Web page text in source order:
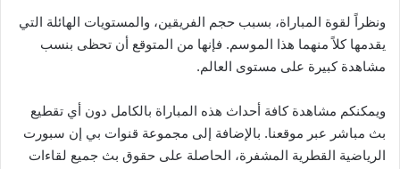
ونظراً لقوة المباراة، بسبب حجم الفريقين، والمستويات الهائلة التي
يقدمها كلاً منهما هذا الموسم. فإنها من المتوقع أن تحظى بنسب
مشاهدة كبيرة على مستوى العالم.
ويمكنكم مشاهدة كافة أحداث هذه المباراة بالكامل دون أي تقطيع
بث مباشر عبر موقعنا. بالإضافة إلى مجموعة قنوات بي إن سبورت
الرياضية القطرية المشفرة، الحاصلة على حقوق بث جميع لقاءات